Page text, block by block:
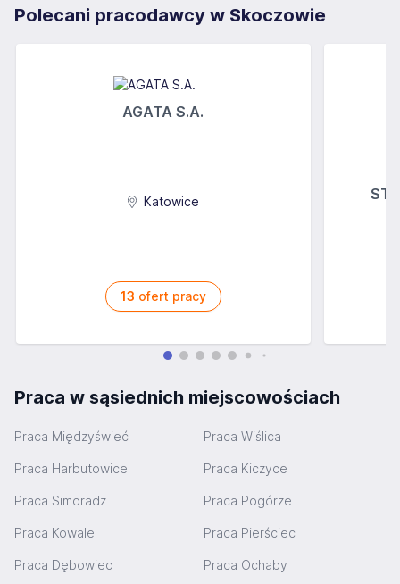
Polecani pracodawcy w Skoczowie
AGATA S.A.
Katowice
13 ofert pracy
Praca w sąsiednich miejscowościach
Praca Międzyświeć Praca Wiślica
Praca Harbutowice Praca Kiczyce
Praca Simoradz Praca Pogórze
Praca Kowale Praca Pierściec
Praca Dębowiec Praca Ochaby